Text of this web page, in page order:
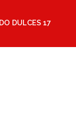
DULCES 17